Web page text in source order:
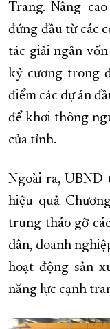
Trang. Nâng
đứng đầu từ các
tác giải ngân
kỷ cương trong
điểm các dự án
để khơi thông
của tỉnh.
Ngoài ra, UBND
hiệu quả
trung tháo gỡ
dân, doanh
hoạt động sản
năng lực cạnh